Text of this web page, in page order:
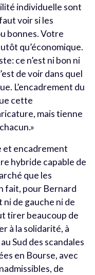
individuelle sont
voir si les
bonnes. Votre
qu’économique.
ce n’est ni bon ni
de voir dans quel
L’encadrement du
cette
mais tienne
et encadrement
hybride capable de
que les
fait, pour Bernard
ni de gauche ni de
tirer beaucoup de
à la solidarité, à
Sud des scandales
en Bourse, avec
de